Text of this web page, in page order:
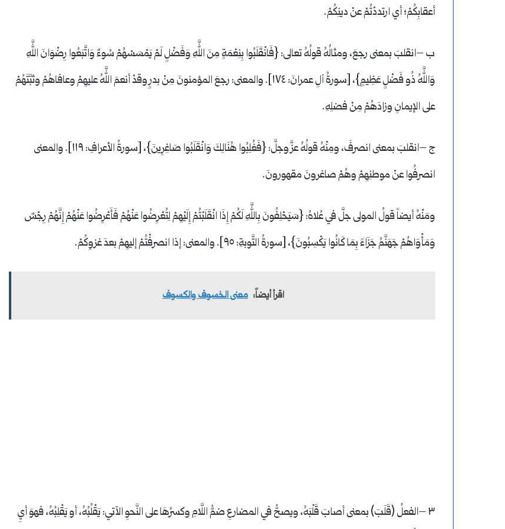
أعقابِكُمْ؛ أي ارتددْتُمْ عنْ دينِكُمْ.
ب –انقلبَ بمعنى رجعَ، ومثالُهُ قولُهُ تعالى: {فَانْقَلَبُوا بِنِعْمَةٍ مِنَ اللَّهِ وَفَضْلٍ لَمْ يَمْسَسْهُمْ سُوءٌ وَاتَّبَعُوا رِضْوَانَ اللَّهِ
وَاللَّهُ ذُو فَضْلٍ عَظِيمٍ}، [سورةُ آلِ عمرانَ: ١٧٤]. والمعنى: رجعَ المؤمنونَ مِنْ بدرٍ وقدْ أنعمَ اللَّهُ عليهِمْ وعافاهُمْ وثبَّتَهُمْ
على الإيمانِ وزادَهُمْ مِنْ فضلِهِ.
ج –انقلبَ بمعنى انصرفَ، ومِنْهُ قولُهُ عزَّ وجلَّ: {فَغُلِبُوا هُنَالِكَ وَانْقَلَبُوا صَاغِرِينَ}، [سورةُ الأعرافِ: ١١٩]. والمعنى
انصرفُوا عنْ موطنِهِمْ وهُمْ صاغرونَ مقهورونَ.
ومَنْهُ أيضاً قولُ المولى جلَّ في عُلاهُ: {سَيَحْلِفُونَ بِاللَّهِ لَكُمْ إِذَا انْقَلَبْتُمْ إِلَيْهِمْ لِتُعْرِضُوا عَنْهُمْ فَأَعْرِضُوا عَنْهُمْ إِنَّهُمْ رِجْسٌ
وَمَأْوَاهُمْ جَهَنَّمُ جَزَاءً بِمَا كَانُوا يَكْسِبُونَ}، [سورةُ التَّوبةِ: ٩٥]. والمعنى: إذا انصرفْتُمْ إليهِمْ بعدَ غزوِكُمْ.
اقرأ أيضاً: معنى الخسوف والكسوف
٣ –الفعلُ (قَلَبَ) بمعنى أصابَ قَلْبَهُ، ويصحُّ في المضارعِ ضمُّ اللَّامِ وكسرُهَا على النَّحوِ الآتي: يَقْلُبُهُ، أو يَقْلِبُهُ، فهوَ أيِ